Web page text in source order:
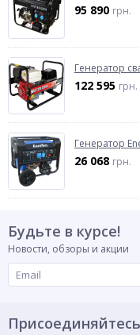
95 890 грн.
Генератор
122 595 грн.
Генератор
26 068 грн.
Будьте в курсе!
Новости, обзоры и акции
Присоединяйтесь